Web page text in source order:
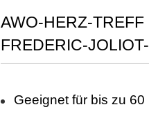
AWO-HERZ-TREFF
FREDERIC-
Geeignet für bis zu 60